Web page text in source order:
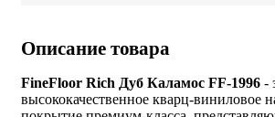
Описание товара
FineFloor Rich Дуб Каламос FF-1996 -
высококачественное кварц-виниловое